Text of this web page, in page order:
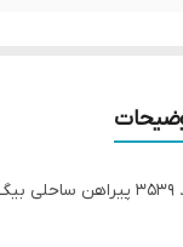
ارسال فوری